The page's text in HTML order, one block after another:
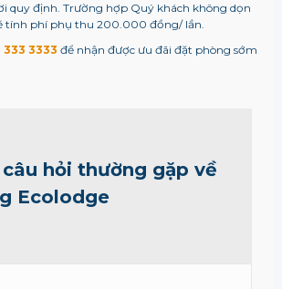
quy định. Trường hợp Quý khách không dọn
tính phí phụ thu 200.000 đồng/ lần.
333 3333 để nhận được ưu đãi đặt phòng sớm
hỏi thường gặp về
Ecolodge